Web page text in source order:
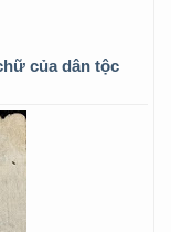
của dân tộc